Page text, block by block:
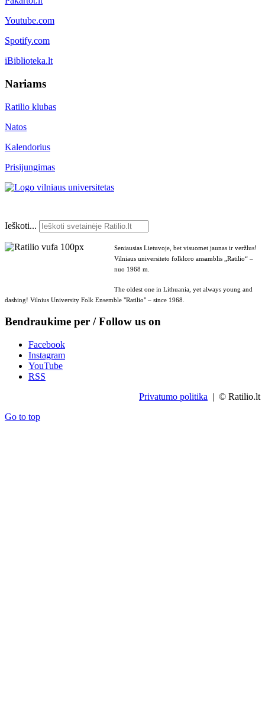
Youtube.com
Spotify.com
iBiblioteka.lt
Nariams
Ratilio klubas
Natos
Kalendorius
Prisijungimas
Ieškoti...
Seniausias Lietuvoje, bet visuomet jaunas ir veržlus!
Vilniaus universiteto folkloro ansamblis „Ratilio“ –
nuo 1968 m.
The oldest one in Lithuania, yet always young and
dashing! Vilnius University Folk Ensemble "Ratilio" – since 1968.
Bendraukime per / Follow us on
Facebook
Instagram
YouTube
RSS
Privatumo politika | © Ratilio.lt
Go to top